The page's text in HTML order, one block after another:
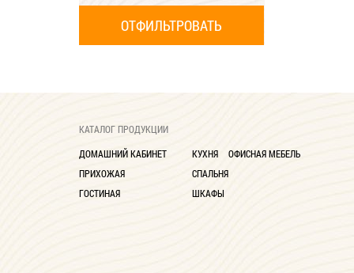
КАТАЛОГ ПРОДУКЦИИ
ДОМАШНИЙ КАБИНЕТ
ПРИХОЖАЯ
ГОСТИНАЯ
КУХНЯ
СПАЛЬНЯ
ШКАФЫ
ОФИСНАЯ МЕБЕЛЬ